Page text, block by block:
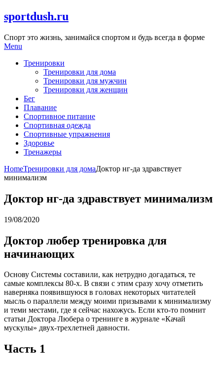
Skip
to
sportdush.ru
Спорт это жизнь, занимайся спортом и будь всегда в форме
Menu
Тренировки
Тренировки для дома
Тренировки для мужчин
Тренировки для женщин
Бег
Плавание
Спортивное питание
Спортивная одежда
Спортивные упражнения
Здоровье
Тренажеры
HomeТренировки для домаДоктор нг-да здравствует
минимализм
Доктор нг-да здравствует минимализм
19/08/2020
Доктор любер тренировка для
начинающих
Основу Системы составили, как нетрудно догадаться, те
самые комплексы 80-х. В связи с этим сразу хочу отметить
наверняка появившуюся в головах некоторых читателей
мысль о параллели между моими призывами к минимализму
и теми местами, где я сейчас нахожусь. Если кто-то помнит
статьи Доктора Любера о тренинге в журнале «Качай
мускулы» двух-трехлетней давности.
Часть 1